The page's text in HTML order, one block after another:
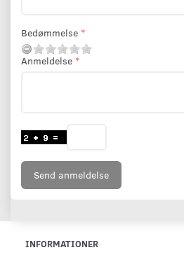
Bedømmelse
Anmeldelse
Send anmeldelse
INFORMATIONER